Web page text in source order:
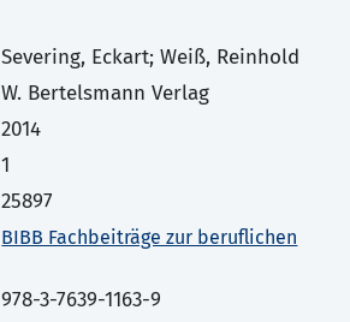
Severing, Eckart; Weiß, Reinhold
W. Bertelsmann Verlag
2014
1
25897
BIBB Fachbeiträge zur beruflichen
978-3-7639-1163-9